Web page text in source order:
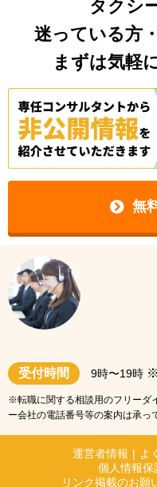
タクシ
迷っている方
まずは気軽
無
受付時間 9時〜19時
※転職に関する相談用のフリーダ
ー会社の電話番号等の案内は承っ
運営者情報 | よ
個人情報保
リンク掲載のお願